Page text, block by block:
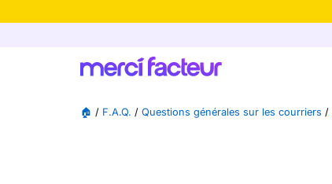
🏠 / F.A.Q. / Questions générales sur les courriers /